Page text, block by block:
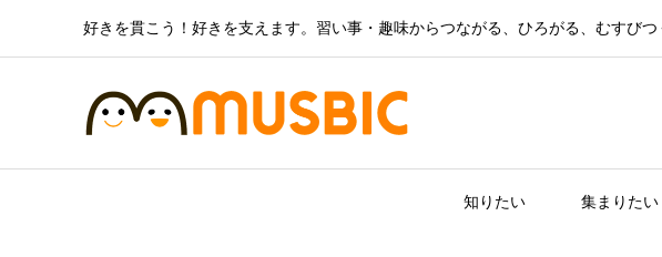
好きを貫こう！好きを支えます。習い事・趣味からつながる、ひろがる、むすびつ
知りたい 集まりたい